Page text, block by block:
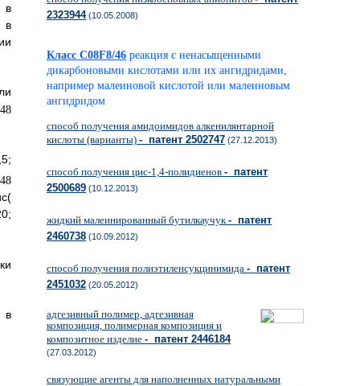
в
в
в
2323944(10.05.2008)
Класс C08F8/46 реакция с ненасыщенными
дикарбоновыми кислотами или их ангидридами,
например малеиновой кислотой или малеиновым
ангидридом
способ получения амидоимидов алкенилянтарной
кислоты (варианты) - патент 2502747 (27.12.2013)
способ получения цис-1,4-полидиенов - патент
2500689 (10.12.2013)
жидкий малеинированный бутилкаучук- патент
2460738 (10.09.2012)
способ получения полиэтиленсукцинимида - патент
2451032 (20.05.2012)
адгезивный полимер, адгезивная
композиция, полимерная композиция и
композитное изделие - патент 2446184
(27.03.2012)
связующие агенты для наполненных натуральными